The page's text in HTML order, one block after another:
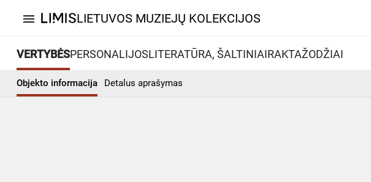
menu LIETUVOS MUZIEJŲ KOLEKCIJOS
VERTYBĖSPERSONALIJOSLITERATŪRA, ŠALTINIAIRAKTAŽODŽIAI
Objekto informacija Detalus aprašymas